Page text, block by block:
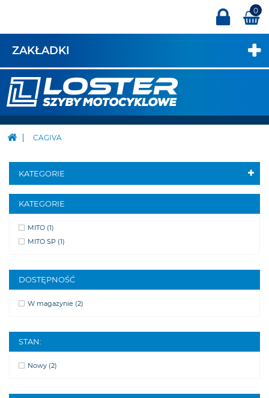
0
ZAKŁADKI
CAGIVA
KATEGORIE
KATEGORIE
MITO (1)
MITO SP (1)
DOSTĘPNOŚĆ
W magazynie (2)
STAN:
Nowy (2)